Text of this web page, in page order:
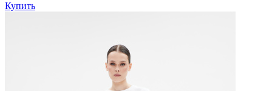
Купить